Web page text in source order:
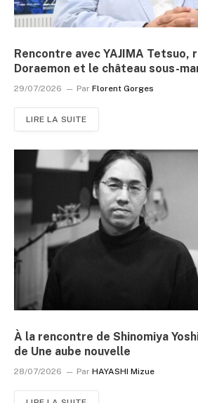
Rencontre avec YAJIMA Tetsuo,
Doraemon et le château sous-
29/07/2026 Par Florent Gorges
LIRE LA SUITE
À la rencontre de Shinomiya
de Une aube nouvelle
28/07/2026 Par HAYASHI Mizue